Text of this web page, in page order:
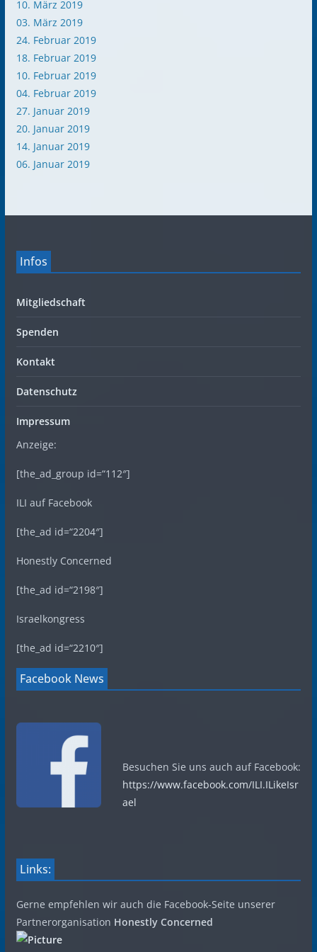
10. März 2019
03. März 2019
24. Februar 2019
18. Februar 2019
10. Februar 2019
04. Februar 2019
27. Januar 2019
20. Januar 2019
14. Januar 2019
06. Januar 2019
Infos
Mitgliedschaft
Spenden
Kontakt
Datenschutz
Impressum
Anzeige:
[the_ad_group id=“112″]
ILI auf Facebook
[the_ad id=“2204″]
Honestly Concerned
[the_ad id=“2198″]
Israelkongress
[the_ad id=“2210″]
Facebook News
Besuchen Sie uns auch auf Facebook:
https://www.facebook.com/ILI.ILikeIsr
ael
Links:
Gerne empfehlen wir auch die Facebook-Seite unserer
Partnerorganisation Honestly Concerned